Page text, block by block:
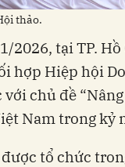
thảo.
2026, tại TP.
hợp Hiệp hội
với chủ đề
Nam trong kỷ
tổ chức